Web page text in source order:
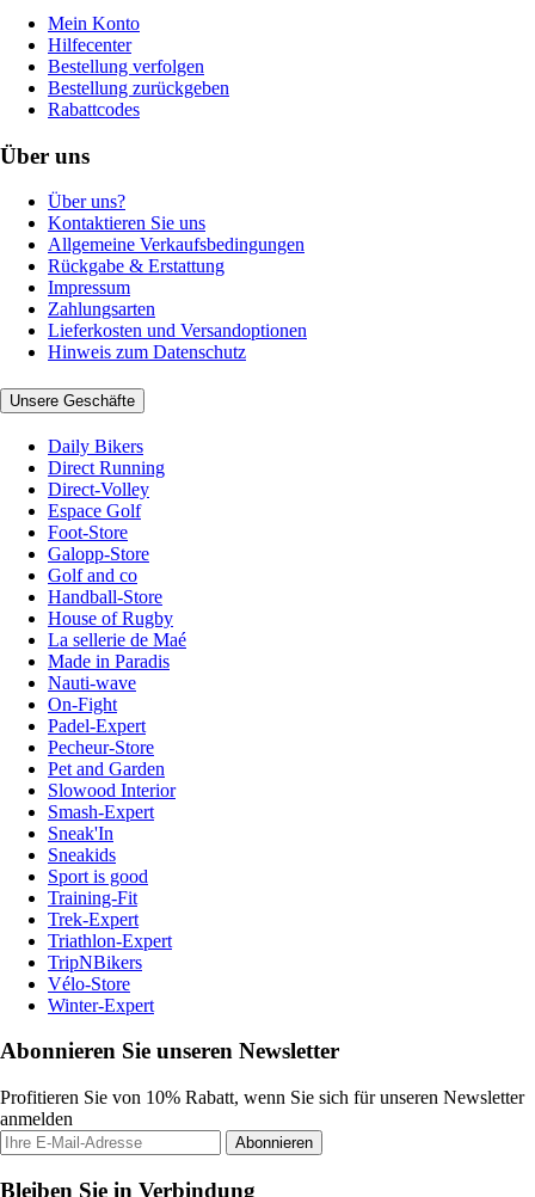
Mein Konto
Hilfecenter
Bestellung verfolgen
Bestellung zurückgeben
Rabattcodes
Über uns
Über uns?
Kontaktieren Sie uns
Allgemeine Verkaufsbedingungen
Rückgabe & Erstattung
Impressum
Zahlungsarten
Lieferkosten und Versandoptionen
Hinweis zum Datenschutz
Unsere Geschäfte
Daily Bikers
Direct Running
Direct-Volley
Espace Golf
Foot-Store
Galopp-Store
Golf and co
Handball-Store
House of Rugby
La sellerie de Maé
Made in Paradis
Nauti-wave
On-Fight
Padel-Expert
Pecheur-Store
Pet and Garden
Slowood Interior
Smash-Expert
Sneak'In
Sneakids
Sport is good
Training-Fit
Trek-Expert
Triathlon-Expert
TripNBikers
Vélo-Store
Winter-Expert
Abonnieren Sie unseren Newsletter
Profitieren Sie von 10% Rabatt, wenn Sie sich für unseren Newsletter
anmelden
Abonnieren
Bleiben Sie in Verbindung